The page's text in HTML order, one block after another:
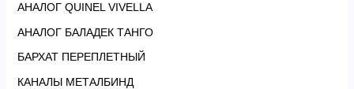
АНАЛОГ QUINEL VIVELLA
АНАЛОГ БАЛАДЕК ТАНГО
БАРХАТ ПЕРЕПЛЕТНЫЙ
КАНАЛЫ МЕТАЛБИНД